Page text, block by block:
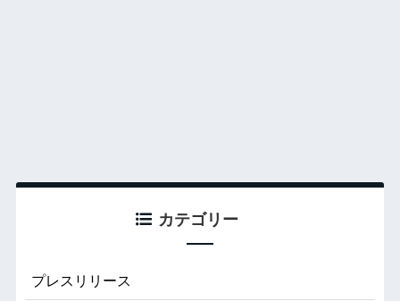
カテゴリー
プレスリリース